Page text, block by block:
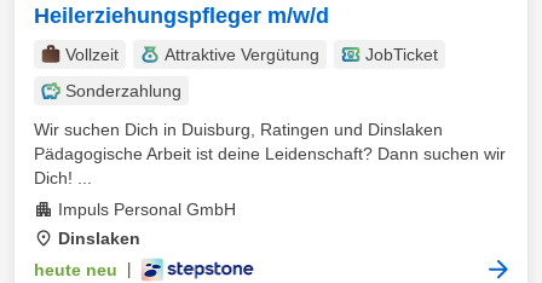
Heilerziehungspfleger m/w/d
Vollzeit Attraktive Vergütung
JobTicket
Sonderzahlung
Wir suchen Dich in Duisburg, Ratingen und Dinslaken
Pädagogische Arbeit ist deine Leidenschaft? Dann suchen wir
Dich! ...
Impuls Personal GmbH
Dinslaken
heute neu